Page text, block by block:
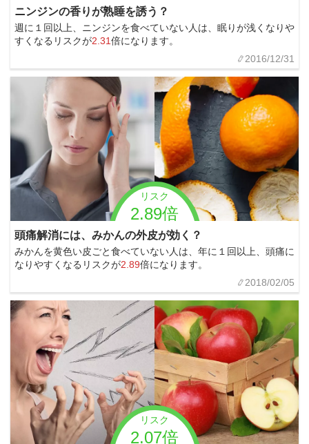
ニンジンの香りが熟睡を誘う？
週に１回以上、ニンジンを食べていない人は、眠りが浅くなりや
すくなるリスクが2.31倍になります。
2016/12/31
リスク
2.89倍
頭痛解消には、みかんの外皮が効く？
みかんを黄色い皮ごと食べていない人は、年に１回以上、頭痛に
なりやすくなるリスクが2.89倍になります。
2018/02/05
リスク
2.07倍